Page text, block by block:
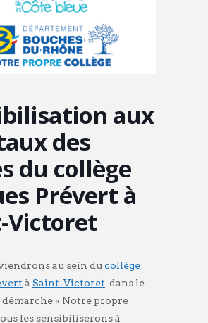
aux
des
du collège
Prévert à
Victoret
au sein du collège
à Saint-Victoret dans le
« Notre propre
les sensibiliserons à